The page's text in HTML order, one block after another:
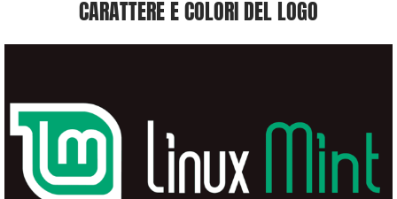
CARATTERE E COLORI DEL LOGO